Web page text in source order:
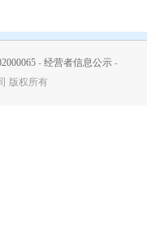
- 经营者信息公示 -
版权所有